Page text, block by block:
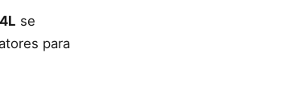
se
para